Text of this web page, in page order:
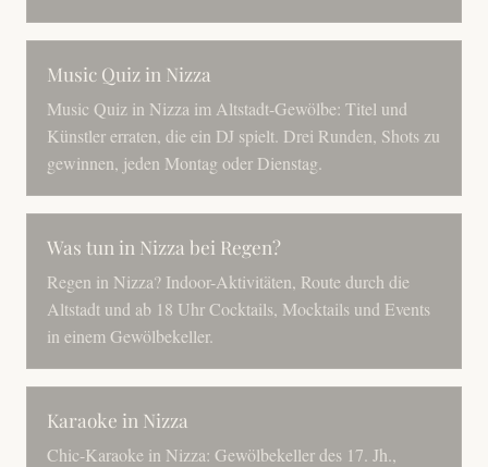
Music Quiz in Nizza
Music Quiz in Nizza im Altstadt-Gewölbe: Titel und
Künstler erraten, die ein DJ spielt. Drei Runden, Shots zu
gewinnen, jeden Montag oder Dienstag.
Was tun in Nizza bei Regen?
Regen in Nizza? Indoor-Aktivitäten, Route durch die
Altstadt und ab 18 Uhr Cocktails, Mocktails und Events
in einem Gewölbekeller.
Karaoke in Nizza
Chic-Karaoke in Nizza: Gewölbekeller des 17. Jh.,